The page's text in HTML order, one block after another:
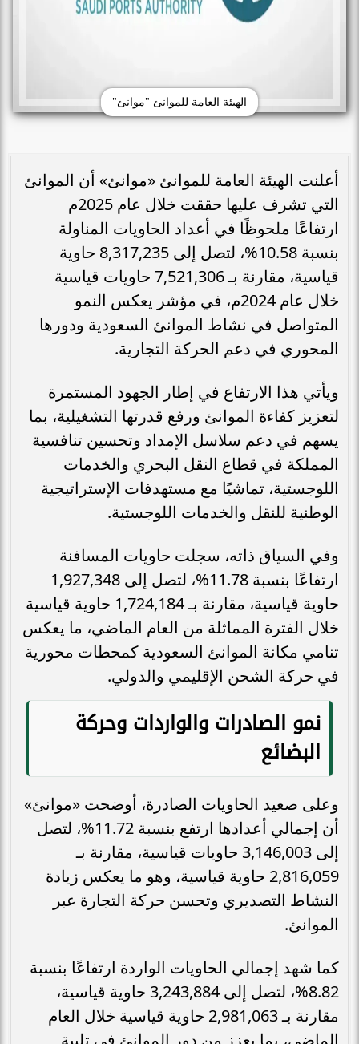
الهيئة العامة للموانئ "موانئ"
أعلنت الهيئة العامة للموانئ «موانئ» أن الموانئ
التي تشرف عليها حققت خلال عام 2025م
ارتفاعًا ملحوظًا في أعداد الحاويات المناولة
بنسبة 10.58%، لتصل إلى 8,317,235 حاوية
قياسية، مقارنة بـ 7,521,306 حاويات قياسية
خلال عام 2024م، في مؤشر يعكس النمو
المتواصل في نشاط الموانئ السعودية ودورها
المحوري في دعم الحركة التجارية.
ويأتي هذا الارتفاع في إطار الجهود المستمرة
لتعزيز كفاءة الموانئ ورفع قدرتها التشغيلية، بما
يسهم في دعم سلاسل الإمداد وتحسين تنافسية
المملكة في قطاع النقل البحري والخدمات
اللوجستية، تماشيًا مع مستهدفات الإستراتيجية
الوطنية للنقل والخدمات اللوجستية.
وفي السياق ذاته، سجلت حاويات المسافنة
ارتفاعًا بنسبة 11.78%، لتصل إلى 1,927,348
حاوية قياسية، مقارنة بـ 1,724,184 حاوية قياسية
خلال الفترة المماثلة من العام الماضي، ما يعكس
تنامي مكانة الموانئ السعودية كمحطات محورية
في حركة الشحن الإقليمي والدولي.
نمو الصادرات والواردات وحركة
البضائع
وعلى صعيد الحاويات الصادرة، أوضحت «موانئ»
أن إجمالي أعدادها ارتفع بنسبة 11.72%، لتصل
إلى 3,146,003 حاويات قياسية، مقارنة بـ
2,816,059 حاوية قياسية، وهو ما يعكس زيادة
النشاط التصديري وتحسن حركة التجارة عبر
الموانئ.
كما شهد إجمالي الحاويات الواردة ارتفاعًا بنسبة
8.82%، لتصل إلى 3,243,884 حاوية قياسية،
مقارنة بـ 2,981,063 حاوية قياسية خلال العام